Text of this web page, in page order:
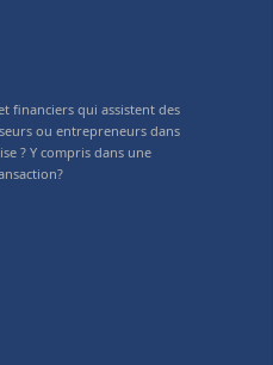
financiers qui assistent des
ou entrepreneurs dans
? Y compris dans une